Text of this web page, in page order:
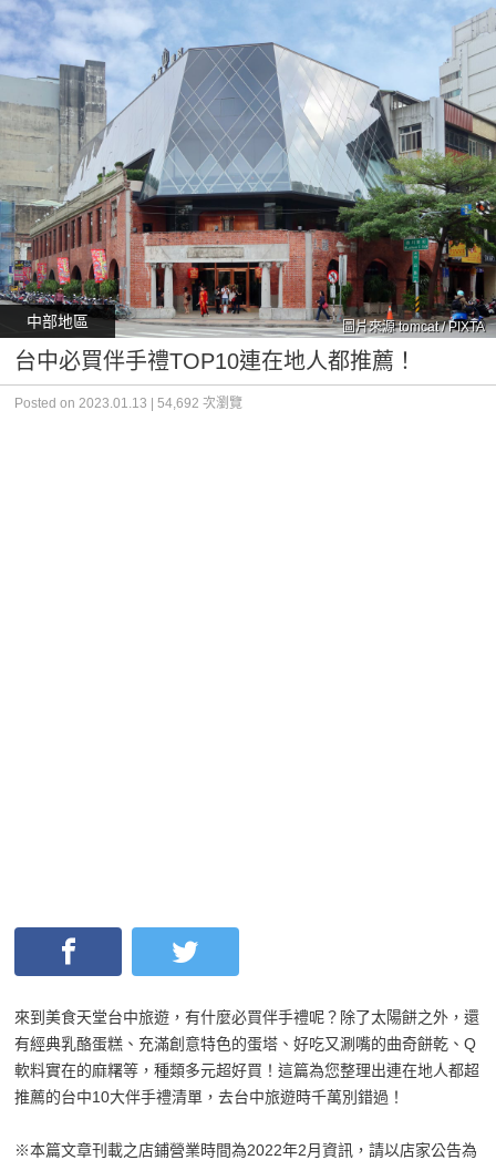
圖片來源 tomcat / PIXTA
中部地區
台中必買伴手禮TOP10連在地人都推薦！
Posted on 2023.01.13 | 54,692 次瀏覽
來到美食天堂台中旅遊，有什麼必買伴手禮呢？除了太陽餅之外，還
有經典乳酪蛋糕、充滿創意特色的蛋塔、好吃又涮嘴的曲奇餅乾、Q
軟料實在的麻糬等，種類多元超好買！這篇為您整理出連在地人都超
推薦的台中10大伴手禮清單，去台中旅遊時千萬別錯過！
※本篇文章刊載之店鋪營業時間為2022年2月資訊，請以店家公告為